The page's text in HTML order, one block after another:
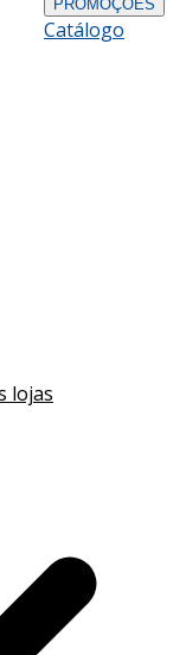
PROMOÇÕES
Catálogo
lojas